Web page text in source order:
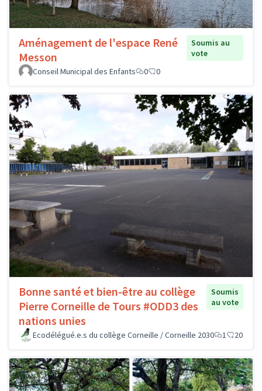
Aménagement de l'espace René
Messon
Soumis au
vote
Conseil Municipal des Enfants
0 0
Bonne santé et bien-être au collège
Pierre Corneille de Tours #ODD3 des
nations unies
Soumis
au vote
Ecodélégué.e.s du collège Corneille / Corneille 2030 1 20